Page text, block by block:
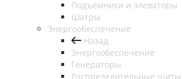
Подъёмники и элеваторы
Шатры
Энергообеспечение
Назад
Энергообеспечение
Генераторы
Распределительные